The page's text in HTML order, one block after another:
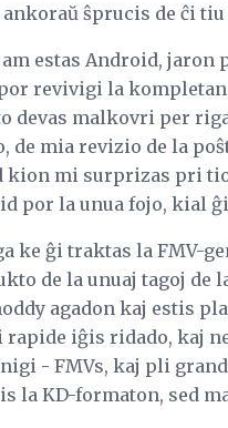
ankoraŭ ŝprucis de ĉi
estas Android,
revivigi la
devas malkovri per
de mia revizio de la
kion mi surprizas pri
por la unua fojo, kial
ke ĝi traktas la FMV-
de la unuaj tagoj de
agadon kaj estis
rapide iĝis ridado, kaj
- FMVs, kaj pli
la KD-formaton, sed